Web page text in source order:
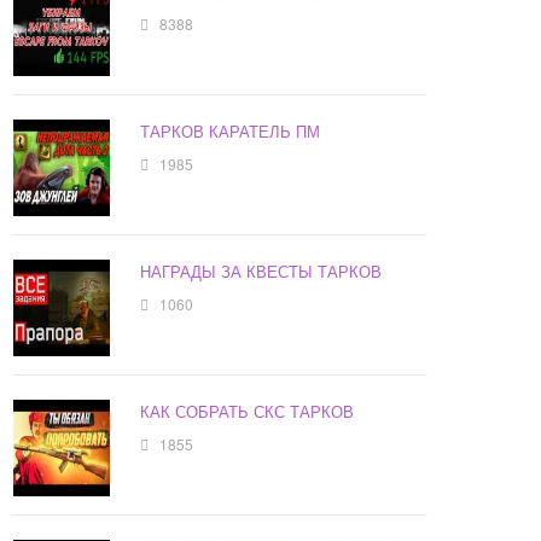
8388
ТАРКОВ КАРАТЕЛЬ ПМ
1985
НАГРАДЫ ЗА КВЕСТЫ ТАРКОВ
1060
КАК СОБРАТЬ СКС ТАРКОВ
1855